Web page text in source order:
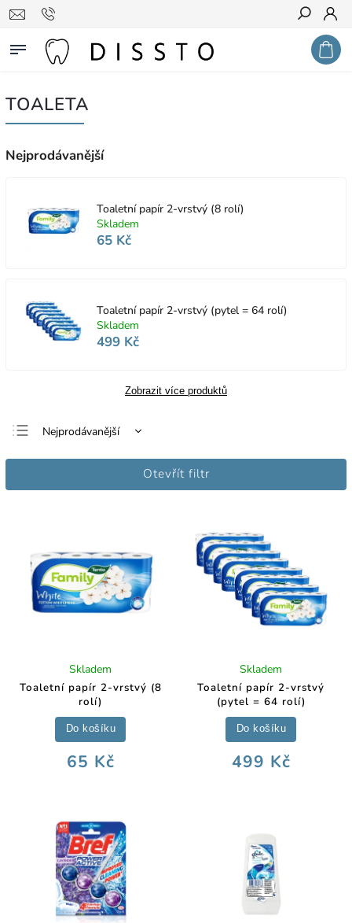
Hledat
TOALETA
Nejprodávanější
Toaletní papír 2-vrstvý (8 rolí)
Skladem
65 Kč
Toaletní papír 2-vrstvý (pytel = 64 rolí)
Skladem
499 Kč
Zobrazit více produktů
Nejprodávanější
Nejlevnější
Otevřít filtr
Toaletní papír 2-vrstvý (8
rolí)
Skladem
65 Kč
Do košíku
Toaletní papír 2-vrstvý
(pytel = 64 rolí)
Skladem
499 Kč
Do košíku